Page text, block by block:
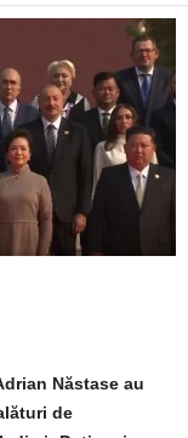
Năstase au
de